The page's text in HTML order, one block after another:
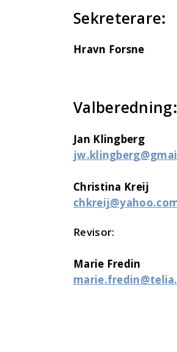
Sekreterare:
Hravn Forsne
Valberedning:
Jan Klingberg
Christina Kreij
Revisor:
Marie Fredin